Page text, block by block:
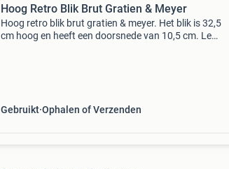
Hoog Retro Blik Brut Gratien & Meyer
Hoog retro blik brut gratien & meyer. Het blik is 32,5
cm hoog en heeft een doorsnede van 10,5 cm. Leuk
Gebruikt Ophalen of Verzenden